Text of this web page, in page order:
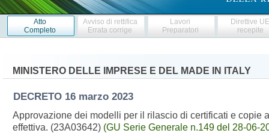
Atto
Completo
Avviso di rettifica
Errata corrige
Lavori
Preparatori
Direttive
recepite
MINISTERO DELLE IMPRESE E DEL MADE IN ITALY
DECRETO 16 marzo 2023
Approvazione dei modelli per il rilascio di certificati e copie
effettiva. (23A03642) (GU Serie Generale n.149 del 28-06-